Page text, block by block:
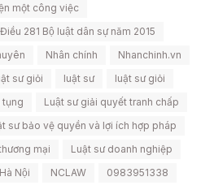
một công việc
Điều 281 Bộ luật dân sự năm 2015
Nhân chính
Nhanchinh.vn
sư giỏi luật sư
luật sư giỏi
tụng
Luật sư giải quyết tranh chấp
sư bảo vệ quyền và lợi ích hợp pháp
mại
Luật sư doanh nghiệp
Nội NCLAW
0983951338